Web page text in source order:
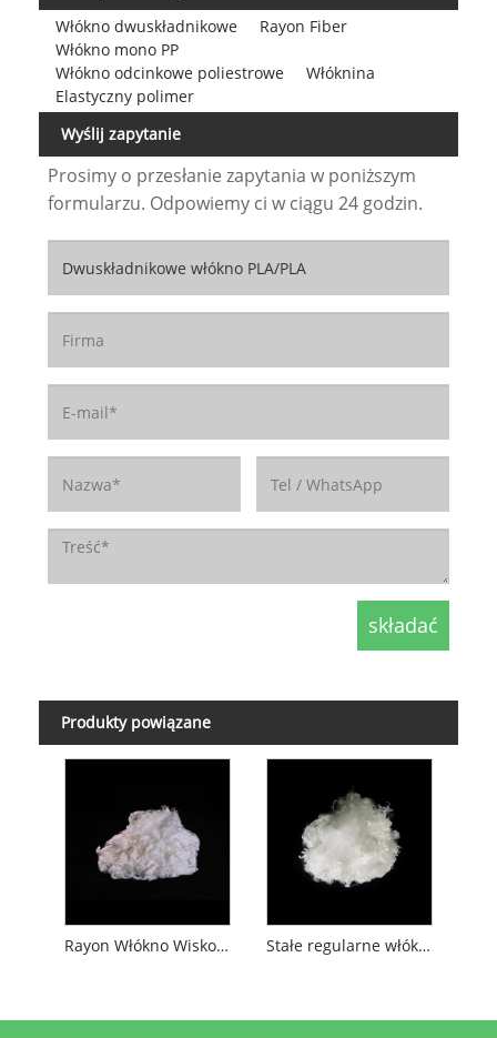
Włókno dwuskładnikowe
Rayon Fiber
Włókno mono PP
Włókno odcinkowe poliestrowe
Włóknina
Elastyczny polimer
Wyślij zapytanie
Prosimy o przesłanie zapytania w poniższym
formularzu. Odpowiemy ci w ciągu 24 godzin.
Produkty powiązane
Rayon Włókno Wiskozowe Stałe regularne włókno PLA